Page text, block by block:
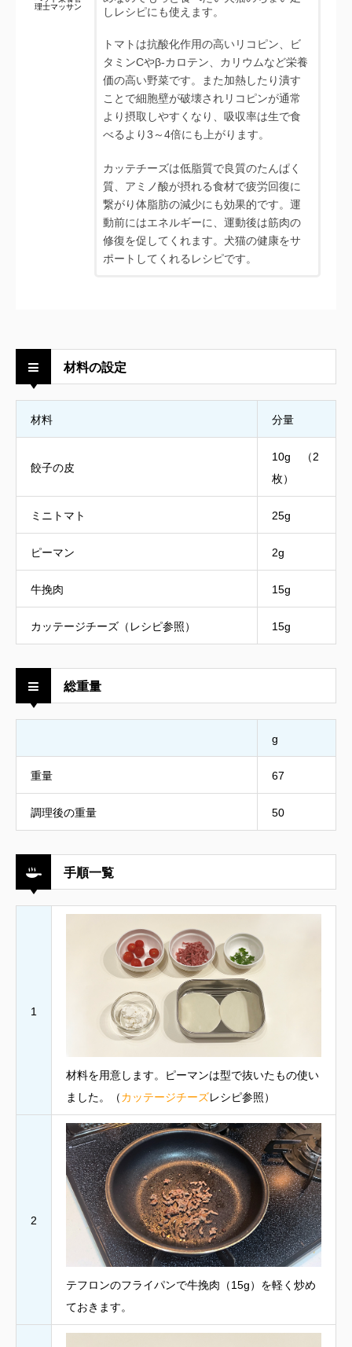
理士マッサン
しレシピにも使えます。
トマトは抗酸化作用の高いリコピン、ビ
タミンCやβ-カロテン、カリウムなど栄養
価の高い野菜です。また加熱したり潰す
ことで細胞壁が破壊されリコピンが通常
より摂取しやすくなり、吸収率は生で食
べるより3～4倍にも上がります。
カッテチーズは低脂質で良質のたんぱく
質、アミノ酸が摂れる食材で疲労回復に
繋がり体脂肪の減少にも効果的です。運
動前にはエネルギーに、運動後は筋肉の
修復を促してくれます。犬猫の健康をサ
ポートしてくれるレシピです。
材料の設定
材料 分量
餃子の皮
10g （2
枚）
ミニトマト 25g
ピーマン 2g
牛挽肉 15g
カッテージチーズ（レシピ参照） 15g
総重量
g
重量 67
調理後の重量 50
手順一覧
1
材料を用意します。ピーマンは型で抜いたもの使い
ました。（カッテージチーズレシピ参照）
2
テフロンのフライパンで牛挽肉（15g）を軽く炒め
ておきます。